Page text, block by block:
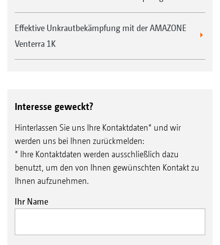
Effektive Unkrautbekämpfung mit der AMAZONE
Venterra 1K
Interesse geweckt?
Hinterlassen Sie uns Ihre Kontaktdaten* und wir
werden uns bei Ihnen zurückmelden:
* Ihre Kontaktdaten werden ausschließlich dazu
benutzt, um den von Ihnen gewünschten Kontakt zu
Ihnen aufzunehmen.
Ihr Name